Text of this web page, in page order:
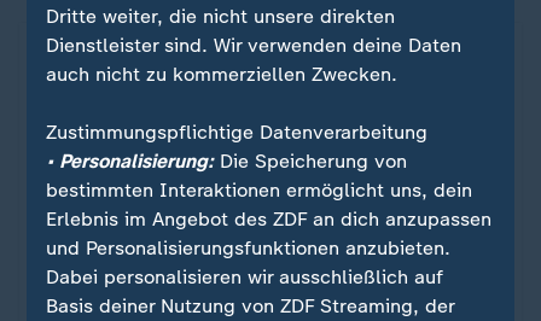
Dritte weiter, die nicht unsere direkten
Dienstleister sind. Wir verwenden deine Daten
auch nicht zu kommerziellen Zwecken.
Zustimmungspflichtige Datenverarbeitung
• Personalisierung:Die Speicherung von
bestimmten Interaktionen ermöglicht uns, dein
Erlebnis im Angebot des ZDF an dich anzupassen
und Personalisierungsfunktionen anzubieten.
Dabei personalisieren wir ausschließlich auf
Basis deiner Nutzung von ZDF Streaming, der